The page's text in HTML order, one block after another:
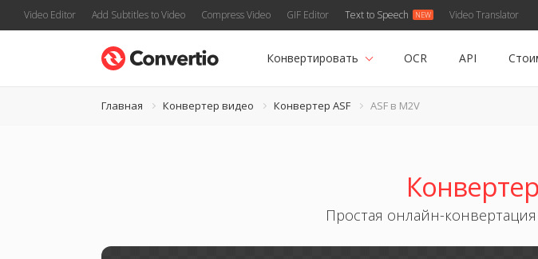
Video Editor Add Subtitles to Video Compress Video GIF Editor Text to Speech Video Translator
Конвертировать OCR API
Главная Конвертер видео Конвертер ASF ASF в M2V
Простая онлайн-конвертация